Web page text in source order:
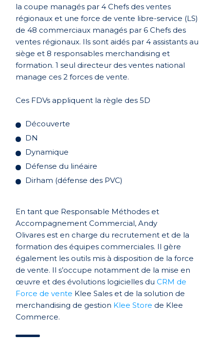
la coupe managés par 4 Chefs des ventes
régionaux et une force de vente libre-service (LS)
de 48 commerciaux managés par 6 Chefs des
ventes régionaux. Ils sont aidés par 4 assistants au
siège et 8 responsables merchandising et
formation. 1 seul directeur des ventes national
manage ces 2 forces de vente.
Ces FDVs appliquent la règle des 5D
Découverte
DN
Dynamique
Défense du linéaire
Dirham (défense des PVC)
En tant que Responsable Méthodes et
Accompagnement Commercial, Andy
Olivares est en charge du recrutement et de la
formation des équipes commerciales. Il gère
également les outils mis à disposition de la force
de vente. Il s’occupe notamment de la mise en
œuvre et des évolutions logicielles du CRM de
Force de vente Klee Sales et de la solution de
merchandising de gestion Klee Store de Klee
Commerce.